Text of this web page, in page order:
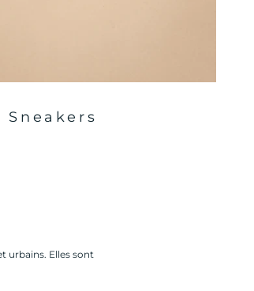
Sneakers
urbains. Elles sont